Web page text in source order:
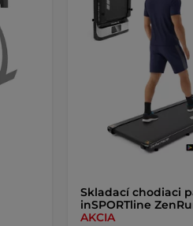
Skladací chodiaci
inSPORTline
AKCIA